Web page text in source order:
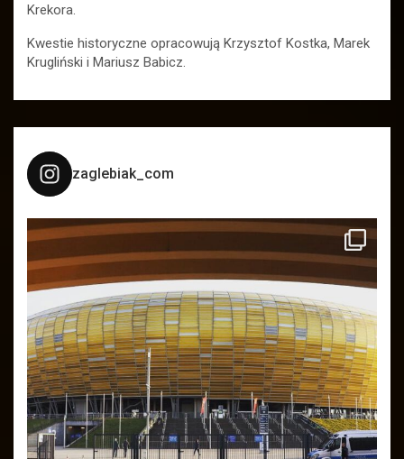
Krekora.
Kwestie historyczne opracowują Krzysztof Kostka, Marek
Krugliński i Mariusz Babicz.
zaglebiak_com